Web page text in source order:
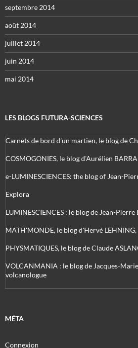
septembre 2014
août 2014
juillet 2014
juin 2014
mai 2014
LES BLOGS FUTURA-SCIENCES
Carnets de bord d’un martien, le blog de
COSMOGONIES, le blog d'Aurélien
e-LUMINESCIENCES: the blog of Jean-
Explora
LUMINESCIENCES : le blog de Jean-
MATH'MONDE, le blog d'Hervé
PHYSMATIQUES, le blog de Claude
VOLCANMANIA : le blog de Jacques-
volcanologue
MÉTA
Connexion